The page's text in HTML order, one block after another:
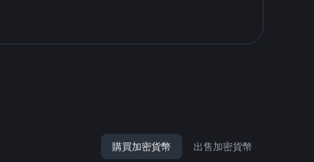
購買加密貨幣 出售加密貨幣